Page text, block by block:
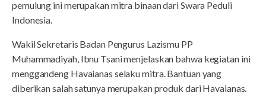
pemulung ini merupakan mitra binaan dari Swara Peduli
Indonesia.
Wakil Sekretaris Badan Pengurus Lazismu PP
Muhammadiyah, Ibnu Tsani menjelaskan bahwa kegiatan ini
menggandeng Havaianas selaku mitra. Bantuan yang
diberikan salah satunya merupakan produk dari Havaianas.